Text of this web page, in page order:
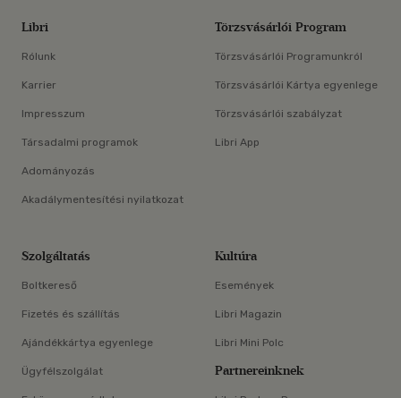
Libri
Rólunk
Karrier
Impresszum
Társadalmi programok
Adományozás
Akadálymentesítési nyilatkozat
Törzsvásárlói Program
Törzsvásárlói Programunkról
Törzsvásárlói Kártya egyenlege
Törzsvásárlói szabályzat
Libri App
Szolgáltatás
Boltkereső
Fizetés és szállítás
Ajándékkártya egyenlege
Ügyfélszolgálat
Kultúra
Események
Libri Magazin
Libri Mini Polc
Partnereinknek